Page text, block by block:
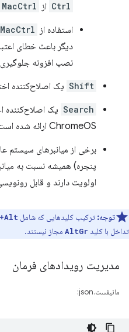
Ctrl از MacCtrl
استفاده از MacCtrl
دیگر باعث خطای
نصب افزونه
Shift یک اصلاح‌کننده
Search یک اصلاح‌کننده
ChromeOS ارائه شده است.
برخی از میانبرهای سیستم
پنجره) همیشه نسبت به
اولویت دارند و قابل
توجه: ترکیب کلیدهایی که شامل
تداخل با کلید AltGr مجاز نیستند.
مدیریت رویدادهای فرمان
مانیفست.json: